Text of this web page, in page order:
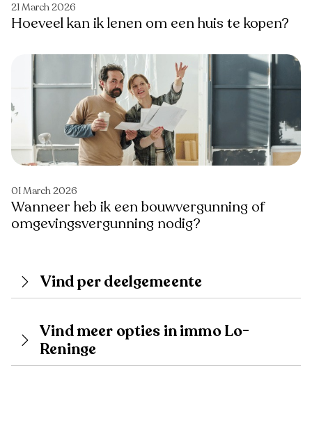
21 March 2026
Hoeveel kan ik lenen om een huis te kopen?
01 March 2026
Wanneer heb ik een bouwvergunning of
omgevingsvergunning nodig?
Vind per deelgemeente
Vind meer opties in immo Lo-
Reninge